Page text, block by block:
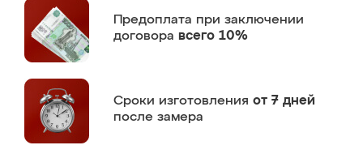
Предоплата при заключении
договора всего 10%
Сроки изготовления от 7 дней
после замера